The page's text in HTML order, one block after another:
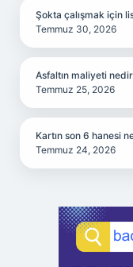
Şokta çalışmak için
Temmuz 30, 2026
Asfaltın maliyeti
Temmuz 25, 2026
Kartın son 6 hanesi
Temmuz 24, 2026